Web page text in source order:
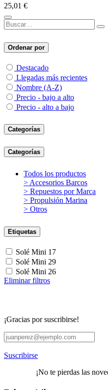
25,01 €
Ordenar por
Destacado
Llegadas más recientes
Nombre (A-Z)
Precio - bajo a alto
Precio - alto a bajo
Categorías
Categorías
Todos los productos
> Accesorios Barcos
> Repuestos por Marca
> Propulsión Marina
> Otros
Etiquetas
Solé Mini 17
Solé Mini 29
Solé Mini 26
Eliminar filtros
¡Gracias por suscribirse!
Suscribirse
¡No te pierdas las